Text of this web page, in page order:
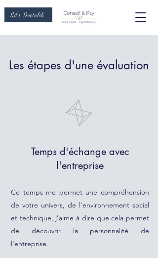
Rdv Doctolib
Les étapes d'une évaluation
Temps d'échange avec
l'entreprise
Ce temps me permet une compréhension
de votre univers, de l'environnement social
et technique, j'aime à dire que cela permet
de découvrir la personnalité de
l'entreprise.